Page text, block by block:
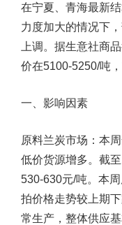
在宁夏、青海最新
力度加大的情况下
上调。据生意社商
价在5100-5250/吨
一、影响因素
原料兰炭市场： 本
低价货源增多。截
530-630元/吨。本
拍价格走势较上期
常生产，整体供应